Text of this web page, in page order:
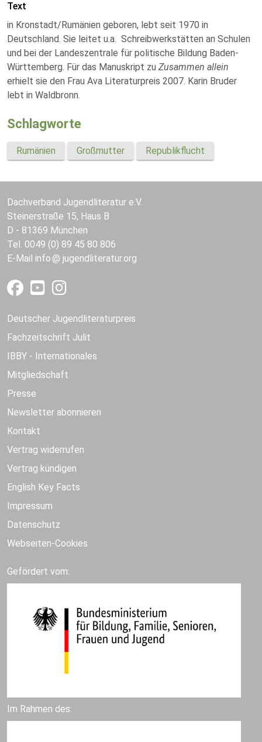
Text
in Kronstadt/Rumänien geboren, lebt seit 1970 in
Deutschland. Sie leitet u.a. Schreibwerkstätten an Schulen
und bei der Landeszentrale für politische Bildung Baden-
Württemberg. Für das Manuskript zu Zusammen allein
erhielt sie den Frau Ava Literaturpreis 2007. Karin Bruder
lebt in Waldbronn.
Schlagworte
Rumänien Großmutter Republikflucht
Dachverband Jugendliteratur e.V.
Steinerstraße 15, Haus B
D - 81369 München
Tel. 0049 (0) 89 45 80 806
E-Mail info jugendliteratur.org
Deutscher Jugendliteraturpreis
Fachzeitschrift Julit
IBBY - Internationales
Mitgliedschaft
Presse
Newsletter abonnieren
Kontakt
Vertrag widerrufen
Vertrag kündigen
English Key Facts
Impressum
Datenschutz
Webseiten-Cookies
Gefördert vom:
Im Rahmen des: